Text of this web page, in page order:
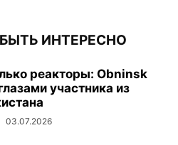
ИНТЕРЕСНО
реакторы: Obninsk
участника из
03.07.2026